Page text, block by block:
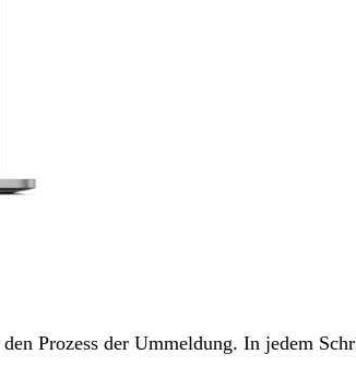
Prozess der Ummeldung. In jedem